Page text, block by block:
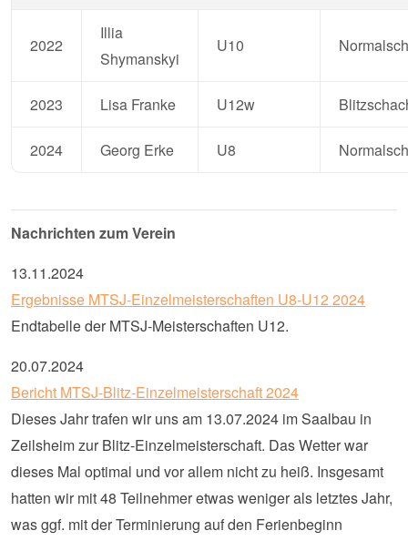
2022
Illia
Shymanskyi
U10
2023 Lisa Franke U12w
2024 Georg Erke U8
Nachrichten zum Verein
13.11.2024
Ergebnisse MTSJ-Einzelmeisterschaften U8-U12 2024
Endtabelle der MTSJ-Meisterschaften U12.
20.07.2024
Bericht MTSJ-Blitz-Einzelmeisterschaft 2024
Dieses Jahr trafen wir uns am 13.07.2024 im Saalbau in
Zeilsheim zur Blitz-Einzelmeisterschaft. Das Wetter war
dieses Mal optimal und vor allem nicht zu heiß. Insgesamt
hatten wir mit 48 Teilnehmer etwas weniger als letztes Jahr,
was ggf. mit der Terminierung auf den Ferienbeginn